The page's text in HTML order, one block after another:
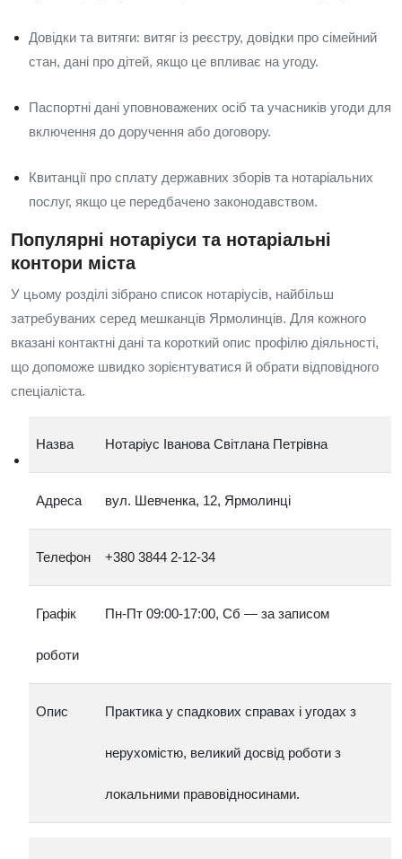
Довідки та витяги: витяг із реєстру, довідки про сімейний
стан, дані про дітей, якщо це впливає на угоду.
Паспортні дані уповноважених осіб та учасників угоди для
включення до доручення або договору.
Квитанції про сплату державних зборів та нотаріальних
послуг, якщо це передбачено законодавством.
Популярні нотаріуси та нотаріальні
контори міста
У цьому розділі зібрано список нотаріусів, найбільш
затребуваних серед мешканців Ярмолинців. Для кожного
вказані контактні дані та короткий опис профілю діяльності,
що допоможе швидко зорієнтуватися й обрати відповідного
спеціаліста.
Назва Нотаріус Іванова Світлана Петрівна
Адреса вул. Шевченка, 12, Ярмолинці
Телефон +380 3844 2‑12‑34
Графік
роботи
Пн‑Пт 09:00‑17:00, Сб — за записом
Опис Практика у спадкових справах і угодах з
нерухомістю, великий досвід роботи з
локальними правовідносинами.